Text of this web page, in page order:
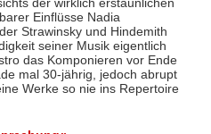
Einflüsse Nadia
Strawinsky und Hindemith
seiner Musik eigentlich
das Komponieren vor Ende
mal 30-jährig, jedoch abrupt
Werke so nie ins Repertoire